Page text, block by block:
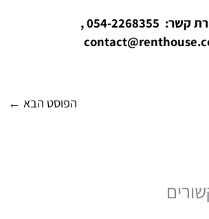
054-2268355 ,
הפוסט הבא ←